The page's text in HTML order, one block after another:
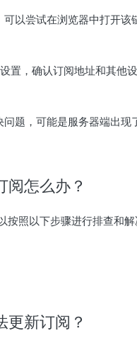
以尝试在浏览器中打开该
置，确认订阅地址和其他设
题，可能是服务器端出现
怎么办？
照以下步骤进行排查和解
新订阅？